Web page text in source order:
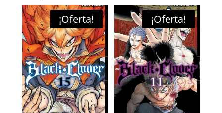
¡Oferta! ¡Oferta!